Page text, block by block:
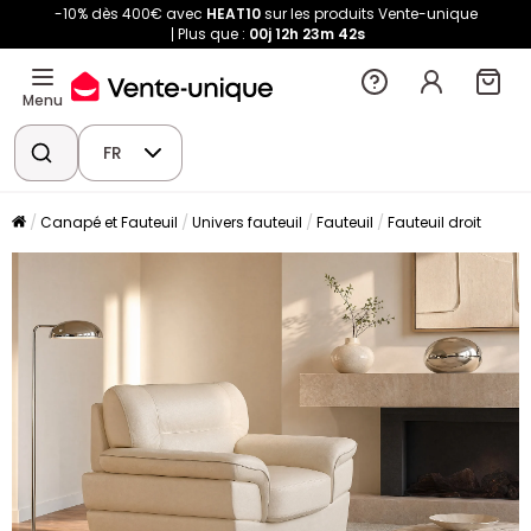
-10% dès 400€ avec HEAT10sur les produits Vente-unique
Plus que : 00j 12h 23m 42s
Menu
FR
Canapé et Fauteuil Univers fauteuil Fauteuil Fauteuil droit